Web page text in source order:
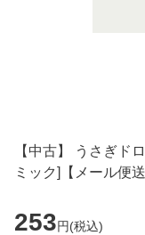
【中古】 うさぎド
ミック]【メール便
253円(税込)